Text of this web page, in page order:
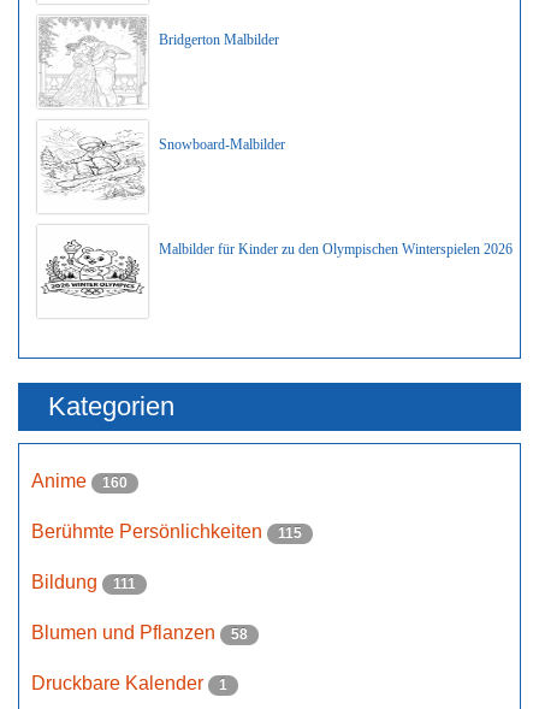
Bridgerton Malbilder
Snowboard-Malbilder
Malbilder für Kinder zu den Olympischen Winterspielen 2026
Kategorien
Anime 160
Berühmte Persönlichkeiten 115
Bildung 111
Blumen und Pflanzen 58
Druckbare Kalender 1